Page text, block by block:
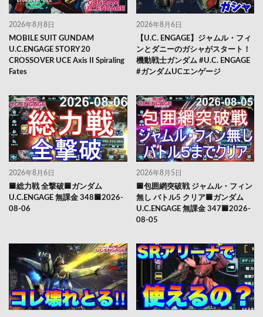
2026年8月8日
MOBILE SUIT GUNDAM
U.C.ENGAGE STORY 20
CROSSOVER UCE Axis II Spiraling
Fates
2026年8月6日
【U.C. ENGAGE】ジャムル・フィ
ンとダニーのガシャがスタート！
機動戦士ガンダム #U.C. ENGAGE
#ガンダムUCエンゲージ
2026年8月6日
🟦総力戦 全撃破🟦ガンダム
U.C.ENGAGE 無課金 348🟦2026-
08-06
2026年8月5日
🟦包囲網突破戦 ジャムル・フィン
無し バトル5 クリア🟦ガンダム
U.C.ENGAGE 無課金 347🟦2026-
08-05